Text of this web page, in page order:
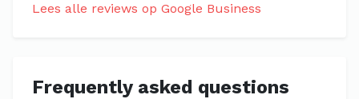
Lees alle reviews op Google Business
Frequently asked questions